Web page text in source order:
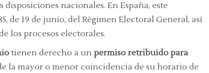
nacionales. En España, este
de 19 de junio, del Régimen Electoral General, así
los procesos electorales.
tienen derecho a un permiso retribuido para
la mayor o menor coincidencia de su horario de